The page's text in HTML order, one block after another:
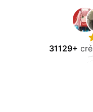
31129+